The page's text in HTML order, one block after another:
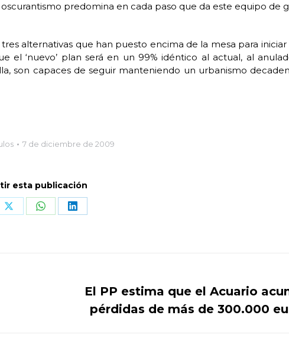
predomina en cada paso que da este equipo de
alternativas que han puesto encima de la mesa para iniciar
‘nuevo’ plan será en un 99% idéntico al actual, al
son capaces de seguir manteniendo un urbanismo
7 de diciembre de 2009
esta publicación
Share Share Share
Publicación
El PP estima que el Acuario
pérdidas de más de 300.000